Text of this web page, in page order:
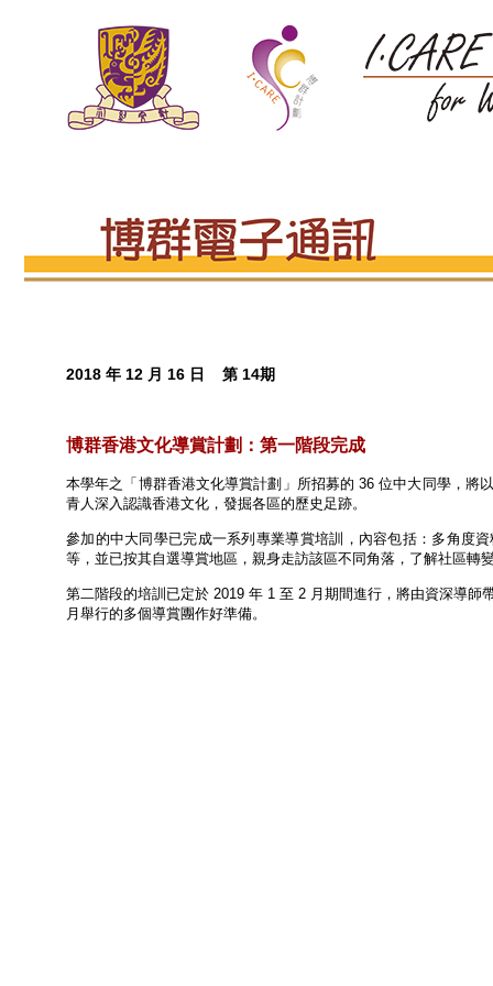
2018 年 12 月 16 日 第 14期
博群香港文化導賞計劃：第一階段完成
本學年之「博群香港文化導賞計劃」所招募的 36 位中大同學，將
青人深入認識香港文化，發掘各區的歷史足跡。
參加的中大同學已完成一系列專業導賞培訓，內容包括：多角度
等，並已按其自選導賞地區，親身走訪該區不同角落，了解社區轉
第二階段的培訓已定於 2019 年 1 至 2 月期間進行，將由資深導師
月舉行的多個導賞團作好準備。